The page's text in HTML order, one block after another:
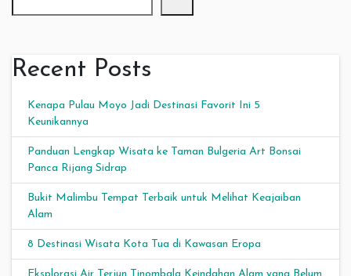
Recent Posts
Kenapa Pulau Moyo Jadi Destinasi Favorit Ini 5
Keunikannya
Panduan Lengkap Wisata ke Taman Bulgeria Art Bonsai
Panca Rijang Sidrap
Bukit Malimbu Tempat Terbaik untuk Melihat Keajaiban
Alam
8 Destinasi Wisata Kota Tua di Kawasan Eropa